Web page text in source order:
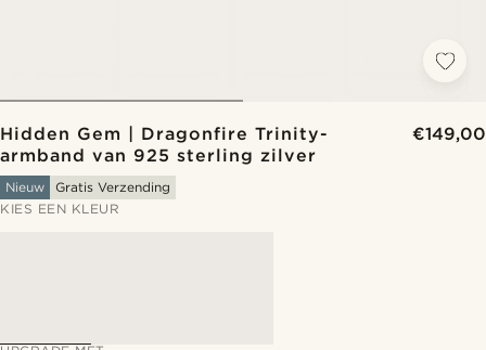
Hidden Gem | Dragonfire Trinity-
armband van 925 sterling zilver
€149,00
Nieuw
Gratis Verzending
KIES EEN KLEUR